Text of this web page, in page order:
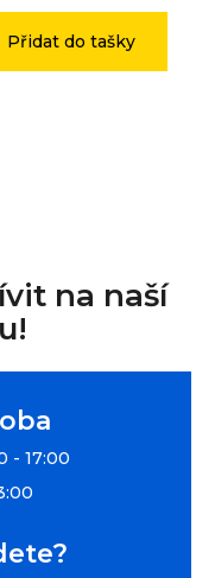
Přidat do tašky
na naší
- 17:00